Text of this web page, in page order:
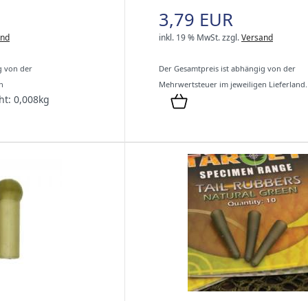
von der
0,008kg
3,79 EUR
inkl. 19 % MwSt.zzgl.Versand
Der Gesamtpreis ist abhängig von der
Mehrwertsteuer im jeweiligen Lieferland.